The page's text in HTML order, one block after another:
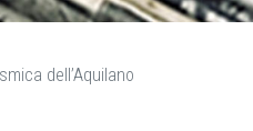
dell’Aquilano